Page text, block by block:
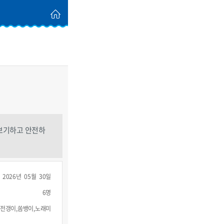
기하고 안전하
2026년 05월 30일
6명
전갱이,쏨뱅이,노래미